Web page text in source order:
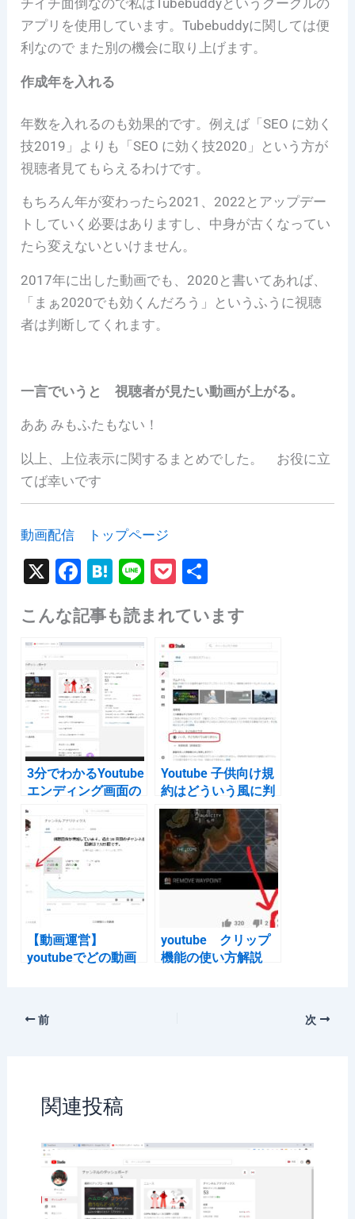
チイチ面倒なので私はTubebuddyというグーグルの
アプリを使用しています。Tubebuddyに関しては便
利なので また別の機会に取り上げます。
作成年を入れる
年数を入れるのも効果的です。例えば「SEO に効く
技2019」よりも「SEO に効く技2020」という方が
視聴者見てもらえるわけです。
もちろん年が変わったら2021、2022とアップデー
トしていく必要はありますし、中身が古くなってい
たら変えないといけません。
2017年に出した動画でも、2020と書いてあれば、
「まぁ2020でも効くんだろう」というふうに視聴
者は判断してくれます。
一言でいうと 視聴者が見たい動画が上がる。
ああ みもふたもない！
以上、上位表示に関するまとめでした。 お役に立
てば幸いです
動画配信 トップページ
X
F
c
e
b
o
o
k
H
e
n
a
Li
e
P
c
k
et
こんな記事も読まれています
3分でわかるYoutube
エンディング画面の
作り方
Youtube 子供向け規
約はどういう風に判
斷すればいいのか調
査
【動画運営】
youtubeでどの動画
youtube クリップ
機能の使い方解説
前 次
関連投稿